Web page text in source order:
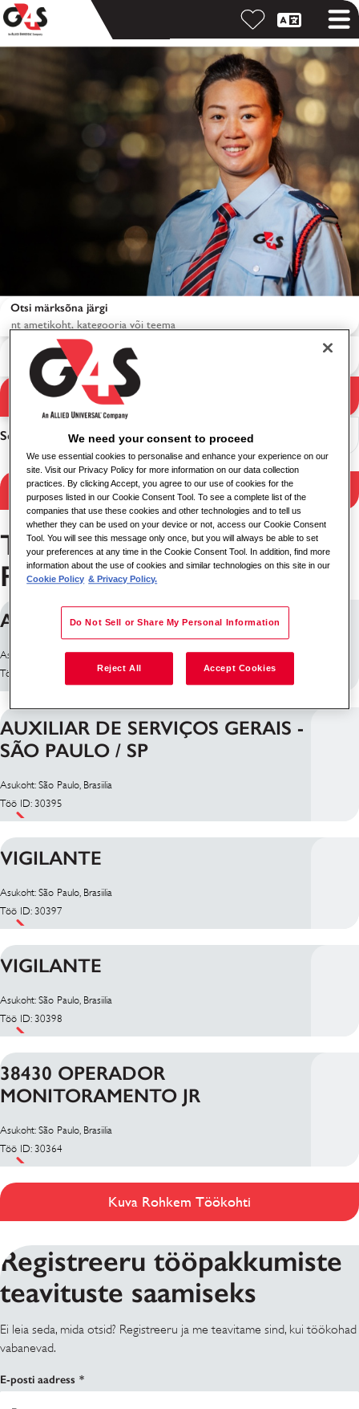
Otsingutulemused
Otsi märksõna järgi
Otsi asukoha järgi
Sorteeri
Filtreeri tulemusi
Töökohad asukohas São
Paulo
AUX. LIMPEZA - 39469
Asukoht: São Paulo, Brasiilia
Töö ID: 30394
AUXILIAR DE SERVIÇOS GERAIS -
SÃO PAULO / SP
Asukoht: São Paulo, Brasiilia
Töö ID: 30395
VIGILANTE
Asukoht: São Paulo, Brasiilia
Töö ID: 30397
VIGILANTE
Asukoht: São Paulo, Brasiilia
Töö ID: 30398
38430 OPERADOR
MONITORAMENTO JR
Asukoht: São Paulo, Brasiilia
Töö ID: 30364
Kuva Rohkem Töökohti
Registreeru tööpakkumiste
teavituste saamiseks
Ei leia seda, mida otsid? Registreeru ja me teavitame sind, kui töökohad
vabanevad.
E-posti aadress
We need your consent to proceed
We use essential cookies to personalise and enhance your experience on our
site. Visit our Privacy Policy for more information on our data collection
practices. By clicking Accept, you agree to our use of cookies for the
purposes listed in our Cookie Consent Tool. To see a complete list of the
companies that use these cookies and other technologies and to tell us
whether they can be used on your device or not, access our Cookie Consent
Tool. You will see this message only once, but you will always be able to set
your preferences at any time in the Cookie Consent Tool. In addition, find more
information about the use of cookies and similar technologies on this site in our
Cookie Policy & Privacy Policy.
Do Not Sell or Share My Personal Information
Reject All Accept Cookies